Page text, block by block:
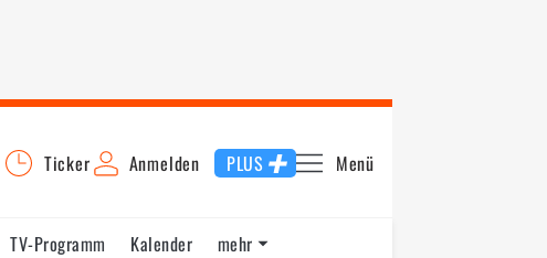
Ticker Anmelden PLUS Menü
TV-Programm
Kalender
mehr